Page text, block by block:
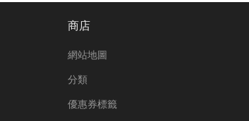
商店
網站地圖
分類
優惠券標籤